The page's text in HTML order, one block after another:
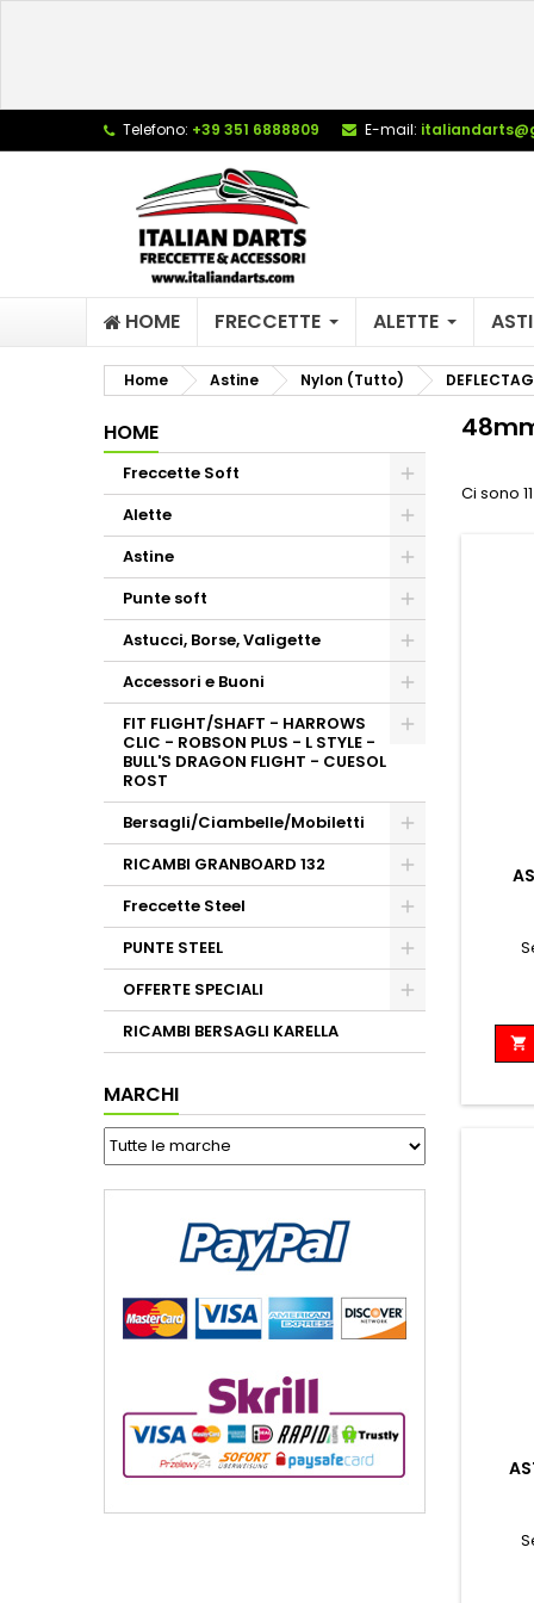
Telefono: +39 351 6888809 E-mail:
HOME FRECCETTE ALETTE
Home Astine Nylon (Tutto)
HOME
Freccette Soft
Alette
Astine
Punte soft
Astucci, Borse, Valigette
Accessori e Buoni
FIT FLIGHT/SHAFT - HARROWS
CLIC - ROBSON PLUS - L STYLE -
BULL'S DRAGON FLIGHT - CUESOL
ROST
Bersagli/Ciambelle/Mobiletti
RICAMBI GRANBOARD 132
Freccette Steel
PUNTE STEEL
OFFERTE SPECIALI
RICAMBI BERSAGLI KARELLA
MARCHI
Ci sono

add_circle_outline